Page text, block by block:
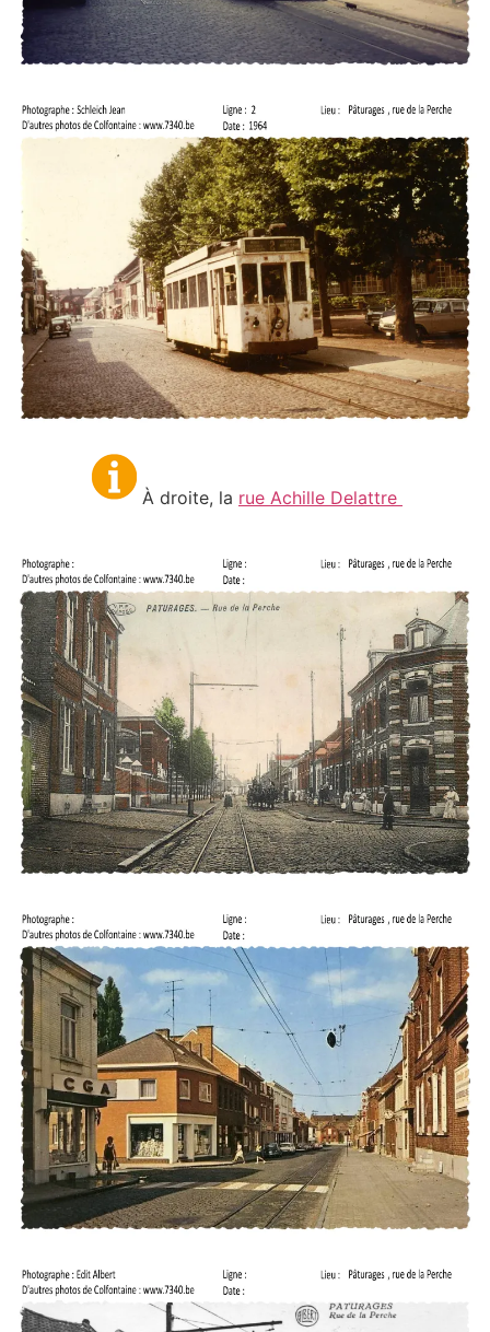
À droite, la rue Achille Delattre